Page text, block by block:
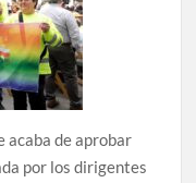
acaba de aprobar
por los dirigentes